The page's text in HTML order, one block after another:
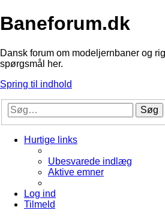
Baneforum.dk
Dansk forum om modeljernbaner og
spørgsmål her.
Spring til indhold
Søg
Hurtige links
Ubesvarede indlæg
Aktive emner
Log ind
Tilmeld